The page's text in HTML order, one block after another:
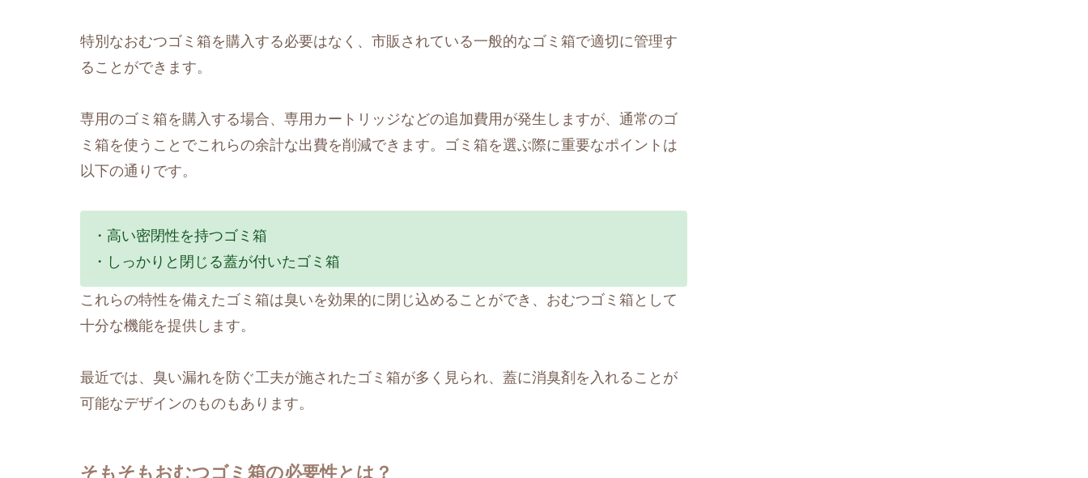
特別なおむつゴミ箱を購入する必要はなく、市販されている一般的なゴミ箱で適切に管理す
ることができます。
専用のゴミ箱を購入する場合、専用カートリッジなどの追加費用が発生しますが、通常のゴ
ミ箱を使うことでこれらの余計な出費を削減できます。ゴミ箱を選ぶ際に重要なポイントは
以下の通りです。
・高い密閉性を持つゴミ箱
・しっかりと閉じる蓋が付いたゴミ箱
これらの特性を備えたゴミ箱は臭いを効果的に閉じ込めることができ、おむつゴミ箱として
十分な機能を提供します。
最近では、臭い漏れを防ぐ工夫が施されたゴミ箱が多く見られ、蓋に消臭剤を入れることが
可能なデザインのものもあります。
そもそもおむつゴミ箱の必要性とは？